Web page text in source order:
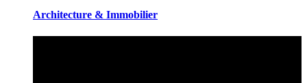
Architecture & Immobilier